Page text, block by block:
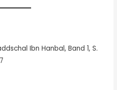
Ibn Hanbal, Band 1, S.